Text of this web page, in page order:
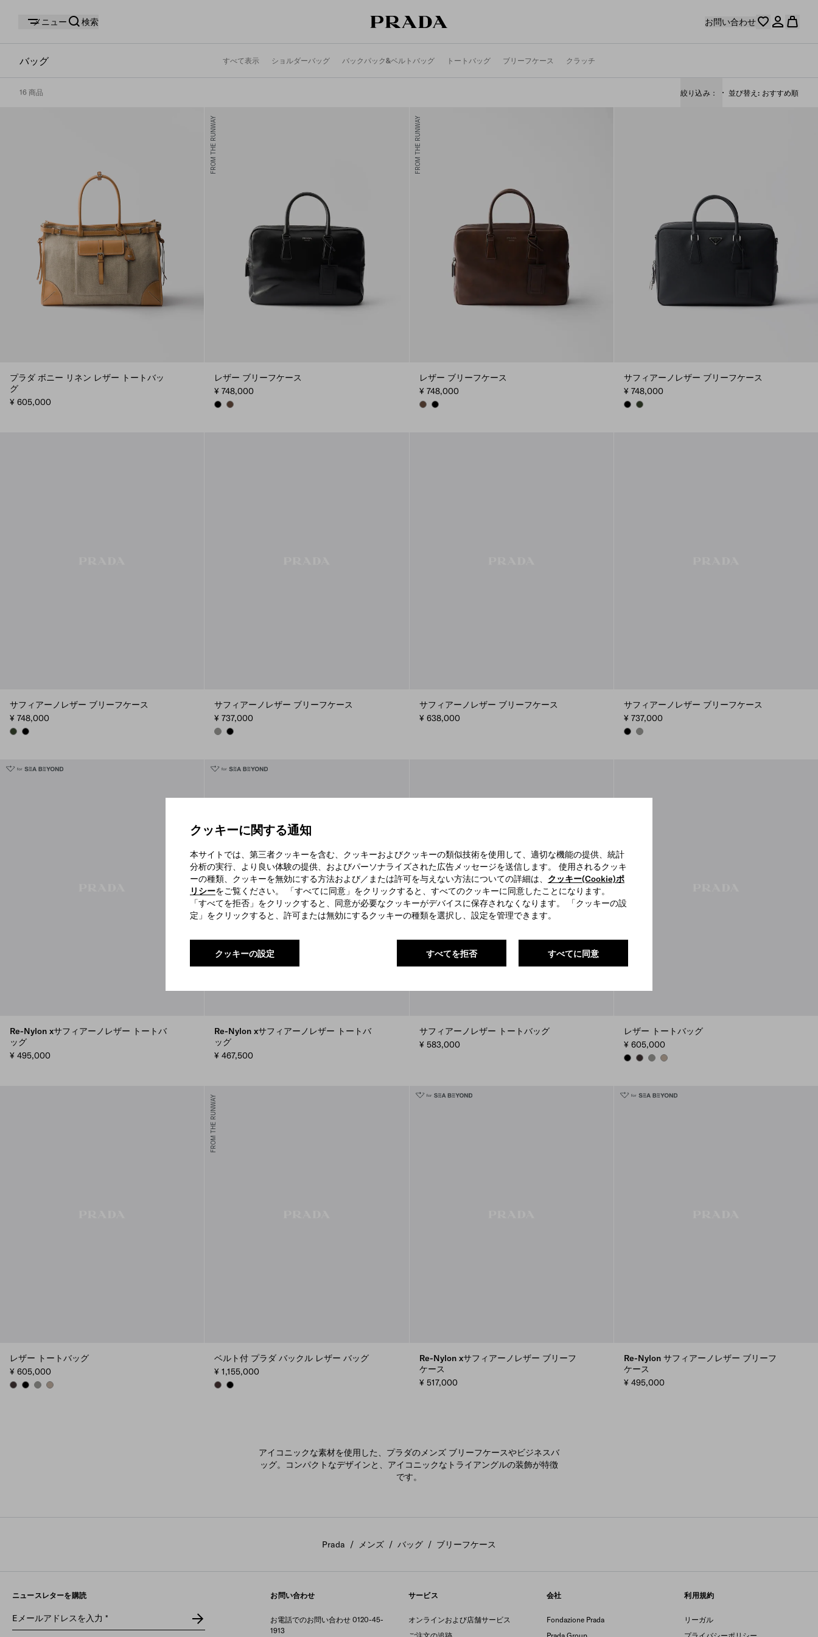
クッキーに関する通知
本サイトでは、第三者クッキーを含む、クッキーおよびクッキーの類似技術を使用して、適切な機能の提供、統計
分析の実行、より良い体験の提供、およびパーソナライズされた広告メッセージを送信します。 使用されるクッキ
ーの種類、クッキーを無効にする方法および／または許可を与えない方法についての詳細は、 クッキー(Cookie)ポ
リシーをご覧ください。 「すべてに同意」をクリックすると、すべてのクッキーに同意したことになります。
「すべてを拒否」をクリックすると、同意が必要なクッキーがデバイスに保存されなくなります。 「クッキーの設
定」をクリックすると、許可または無効にするクッキーの種類を選択し、設定を管理できます。
すべてに同意
すべてを拒否
クッキーの設定
メニュー 検索 お問い合わせ
バッグ すべて表示 ショルダーバッグ バックパック&ベルトバッグ トートバッグ ブリーフケース クラッチ
16 商品 絞り込み： 並び替え おすすめ順
プラダ ボニー リネン レザー トートバッ
グ
¥ 605,000
FROM THE RUNWAY
レザー ブリーフケース
¥ 748,000
BLACKCOCOA BROWN
FROM THE RUNWAY
レザー ブリーフケース
¥ 748,000
COCOA BROWN
BLACK
サフィアーノレザー ブリーフケース
¥ 748,000
BLACKLODEN
サフィアーノレザー ブリーフケース
¥ 748,000
LODENBLACK
サフィアーノレザー ブリーフケース
¥ 737,000
BAMBOO/CORK BEIGE
BLACK
サフィアーノレザー ブリーフケース
¥ 638,000
サフィアーノレザー ブリーフケース
¥ 737,000
BLACKBAMBOO/CORK BEIGE
Re-Nylon xサフィアーノレザー トートバ
ッグ
¥ 495,000
Re-Nylon xサフィアーノレザー トートバ
ッグ
¥ 467,500
サフィアーノレザー トートバッグ
¥ 583,000
レザー トートバッグ
¥ 605,000
BLACKDARK BROWN
BAMBOO/CORK BEIGE
CLAY
レザー トートバッグ
¥ 605,000
DARK BROWN
BLACKBAMBOO/CORK BEIGE
CLAY
FROM THE RUNWAY
ベルト付 プラダ バックル レザー バッグ
¥ 1,155,000
DARK BROWN
BLACK
Re-Nylon xサフィアーノレザー ブリーフ
ケース
¥ 517,000
Re-Nylon サフィアーノレザー ブリーフ
ケース
¥ 495,000
アイコニックな素材を使用した、プラダのメンズ ブリーフケースやビジネスバ
ッグ。コンパクトなデザインと、アイコニックなトライアングルの装飾が特徴
です。
Prada / メンズ / バッグ / ブリーフケース
ニュースレターを購読
Eメールアドレスを入力 *
お問い合わせ
お電話でのお問い合わせ 0120-45-
1913
サービス
オンラインおよび店舗サービス
会社
Fondazione Prada
利用規約
リーガル